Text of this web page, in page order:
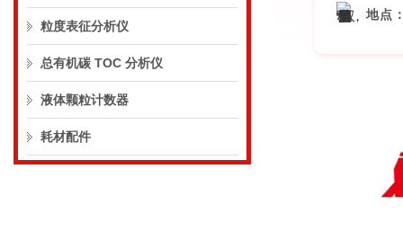
粒度表征分析仪
总有机碳 TOC 分析仪
液体颗粒计数器
耗材配件
地点